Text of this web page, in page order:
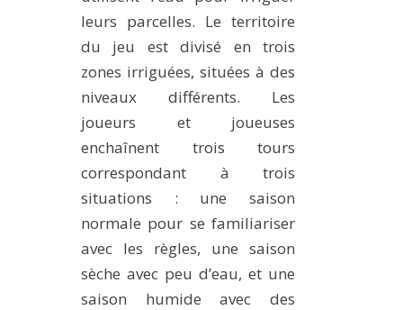
leurs parcelles. Le territoire
du jeu est divisé en trois
zones irriguées, situées à des
niveaux différents. Les
joueurs et joueuses
enchaînent trois tours
correspondant à trois
situations : une saison
normale pour se familiariser
avec les règles, une saison
sèche avec peu d’eau, et une
saison humide avec des